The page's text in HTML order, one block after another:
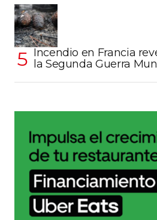
Incendio en Francia
la Segunda Guerra